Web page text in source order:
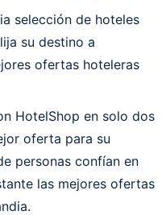
selección de hoteles
su destino a
ofertas hoteleras
HotelShop en solo dos
oferta para su
personas confían en
las mejores ofertas